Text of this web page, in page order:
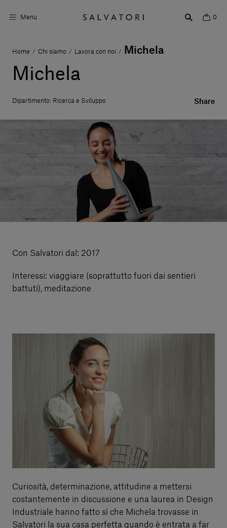
Menu 0
Arredo bagno
Arredo casa
Storie di Design
Accedi
Home / Chi siamo / Lavora con noi / Michela
Michela
Dipartimento: Ricerca e Sviluppo Share
Con Salvatori dal: 2017
Interessi: viaggiare (soprattutto fuori dai sentieri
battuti), meditazione
Curiosità, determinazione, attitudine a mettersi
costantemente in discussione e una laurea in Design
Industriale hanno fatto sì che Michela trovasse in
Salvatori la sua casa perfetta quando è entrata a far